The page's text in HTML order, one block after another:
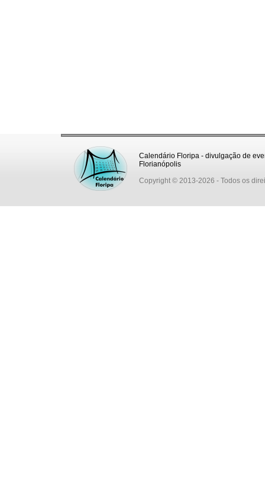
Calendário Floripa - divulgação de
Florianópolis
Copyright © 2013-2026 - Todos os